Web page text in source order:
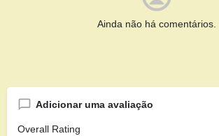
Ainda não há comentários.
Adicionar uma avaliação
Overall Rating